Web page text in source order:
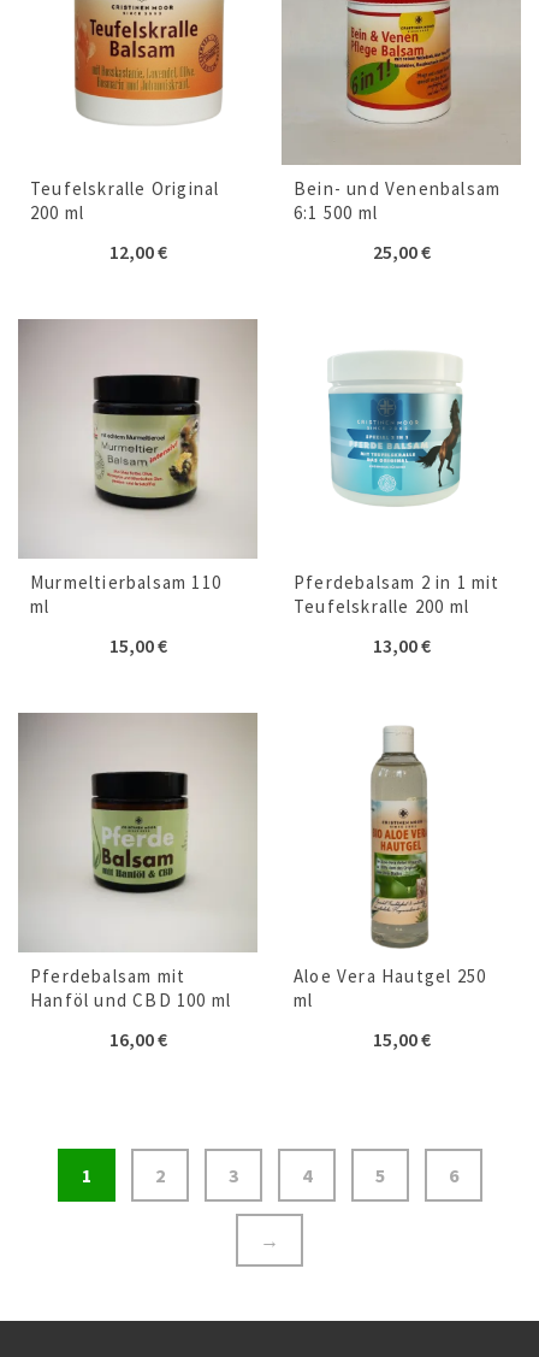
Teufelskralle Original
200 ml
12,00€
Bein- und Venenbalsam
6:1 500 ml
25,00€
Murmeltierbalsam 110
ml
15,00€
Pferdebalsam 2 in 1 mit
Teufelskralle 200 ml
13,00€
Pferdebalsam mit
Hanföl und CBD 100 ml
16,00€
Aloe Vera Hautgel 250
ml
15,00€
1 2 3 4 5 6
→